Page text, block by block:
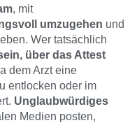
, mit
umzugehen und
Wer tatsächlich
über das Attest
dem Arzt eine
entlocken oder im
Unglaubwürdiges
Medien posten,